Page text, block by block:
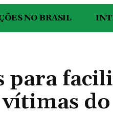
NO BRASIL
para